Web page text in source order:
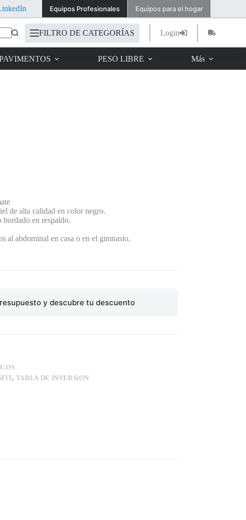
Equipos Profesionales Equipos para el hogar
FILTRO DE CATEGORÍAS Login
Carro
de
PESO LIBRE Más
de alta calidad en color negro.
en respaldo.
al abdominal en casa o en el gimnasio.
y descubre tu descuento
, TABLA DE INVERSION